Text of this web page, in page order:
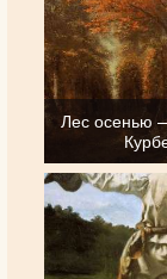
Лес осенью